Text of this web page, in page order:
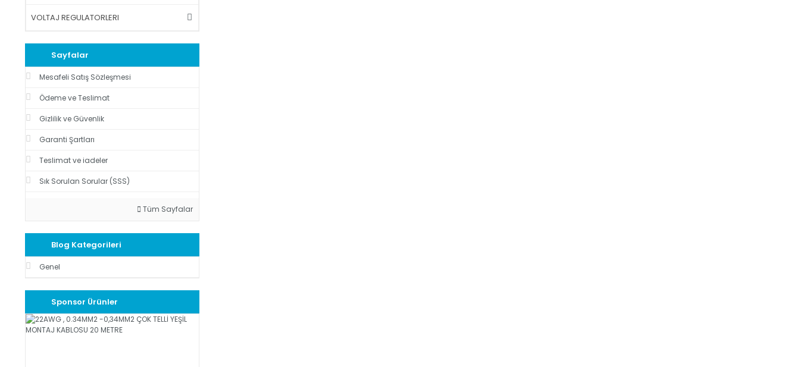
VOLTAJ REGULATORLERI
Sayfalar
Mesafeli Satış Sözleşmesi
Ödeme ve Teslimat
Gizlilik ve Güvenlik
Garanti Şartları
Teslimat ve iadeler
Sık Sorulan Sorular (SSS)
Tüm Sayfalar
Blog Kategorileri
Genel
Sponsor Ürünler